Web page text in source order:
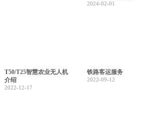
2024-02-01
T50/T25智慧农业无人机
介绍
2022-12-17
铁路客运服务
2022-09-12